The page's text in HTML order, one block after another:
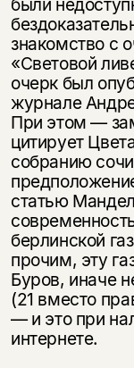
были
знакомство с
«Световой
очерк был
журнале
При этом —
цитирует
собранию
статью
берлинской
прочим, эту
Буров, иначе
(21 вместо
— и это при
интернете.